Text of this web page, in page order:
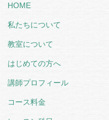
HOME
私たちについて
教室について
はじめての方へ
講師プロフィール
コース料金